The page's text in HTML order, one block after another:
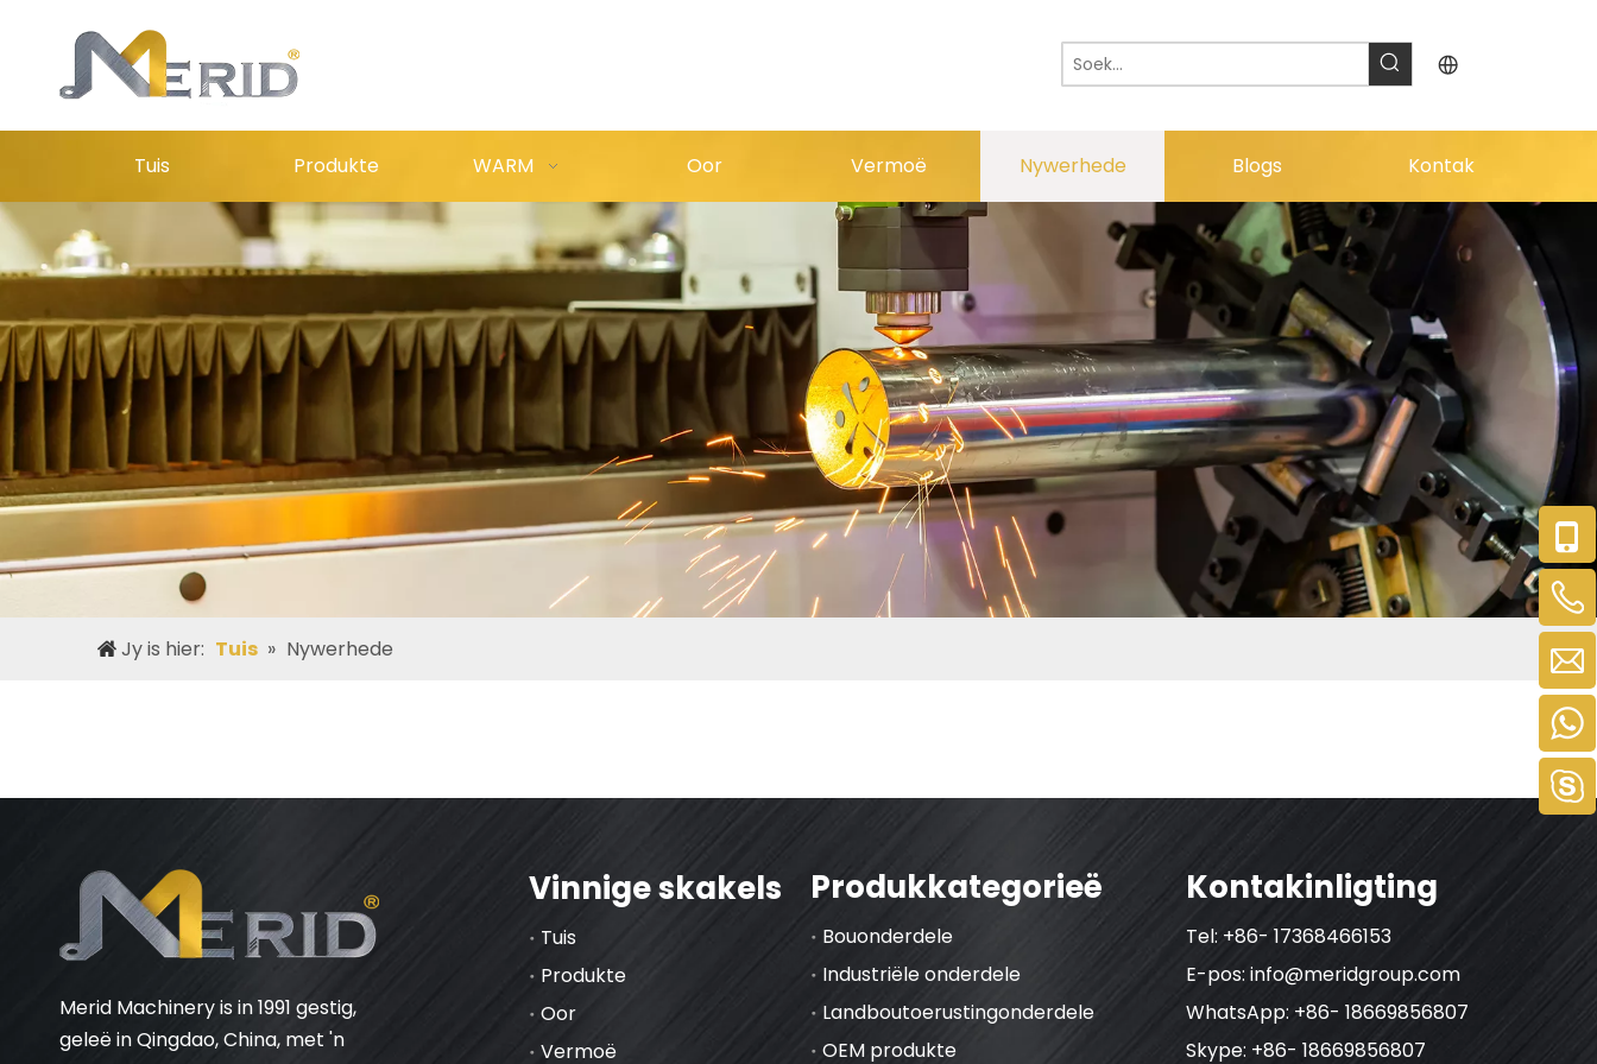
Tuis Produkte WARM Oor Vermoë Nywerhede Blogs Kontak
Jy is hier: Tuis » Nywerhede
Merid Machinery is in 1991 gestig,
geleë in Qingdao, China, met 'n
Vinnige skakels
Tuis
Produkte
Oor
Vermoë
Produkkategorieë
Bouonderdele
Industriële onderdele
Landboutoerustingonderdele
OEM produkte
Kontakinligting
Tel: +86- 17368466153
E-pos: info@meridgroup.com
WhatsApp: +86- 18669856807
Skype: +86- 18669856807